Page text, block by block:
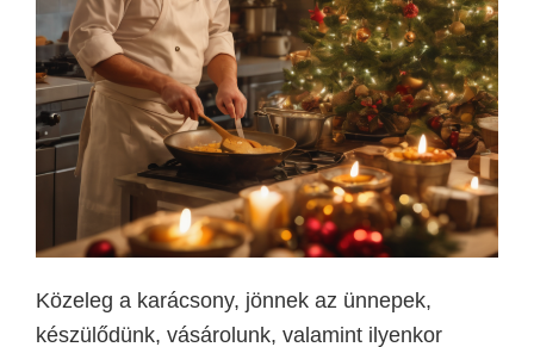
Közeleg a karácsony, jönnek az ünnepek,
készülődünk, vásárolunk, valamint ilyenkor